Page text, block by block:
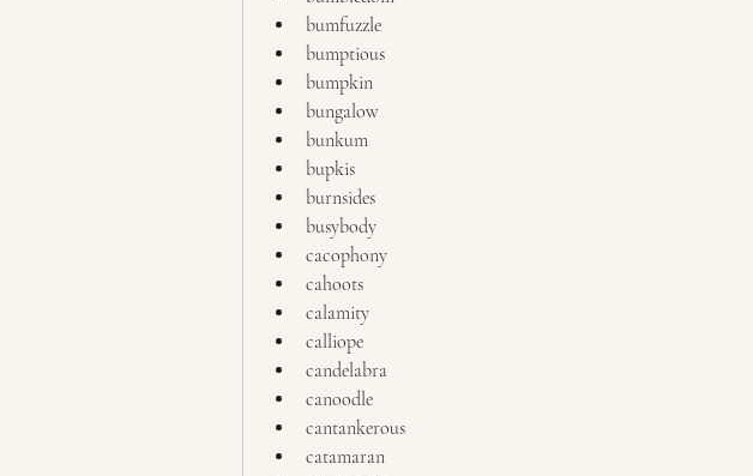
bumfuzzle
bumptious
bumpkin
bungalow
bunkum
bupkis
burnsides
busybody
cacophony
cahoots
calamity
calliope
candelabra
canoodle
cantankerous
catamaran